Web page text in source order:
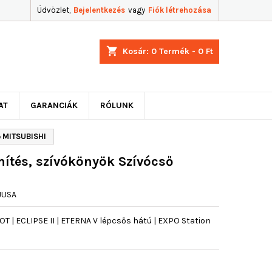
Üdvözlet, Bejelentkezés vagy Fiók létrehozása
shopping_cart Kosár: 0 Termék - 0 Ft
GARANCIÁK RÓLUNK
szívókönyök Szívócső
| ECLIPSE II | ETERNA V lépcsős hátú | EXPO Station